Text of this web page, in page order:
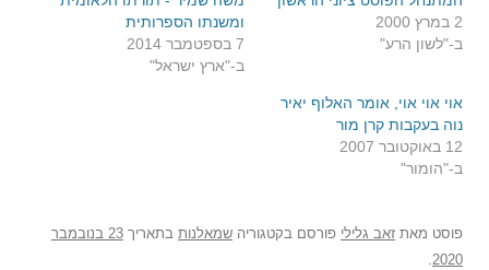
2 במרץ 2000
ב-"לשון הרע"
ומשנתו הספרותית
7 בספטמבר 2014
ב-"ארץ ישראל"
אוי אוי אוי, אומר האלוף יאיר
נוה בעקבות קרן מור
12 באוקטובר 2007
ב-"הומור"
פוסט מאת זאב גלילי פורסם בקטגוריה שמאלנות בתאריך
23 בנובמבר
2020
.